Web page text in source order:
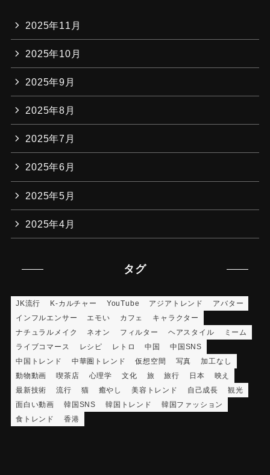
2025年11月
2025年10月
2025年9月
2025年8月
2025年7月
2025年6月
2025年5月
2025年4月
タグ
JK流行 K-カルチャー YouTube アジアトレンド
アバター
インフルエンサー
エモい カフェ
キャラクター
ナチュラルメイク
ネオン フィルター ヘアスタイル
ミーム
ライブコマース
レシピ レトロ 中国
中国SNS
中国トレンド
中華圏トレンド 仮想空間 写真
加工なし
動物動画
喫茶店 心理学 文化 旅 旅行 日本
映え
最新技術
流行 猫 癒やし 美容トレンド 自己成長
観光
面白い動画
韓国SNS 韓国トレンド
韓国ファッション
食トレンド
香港